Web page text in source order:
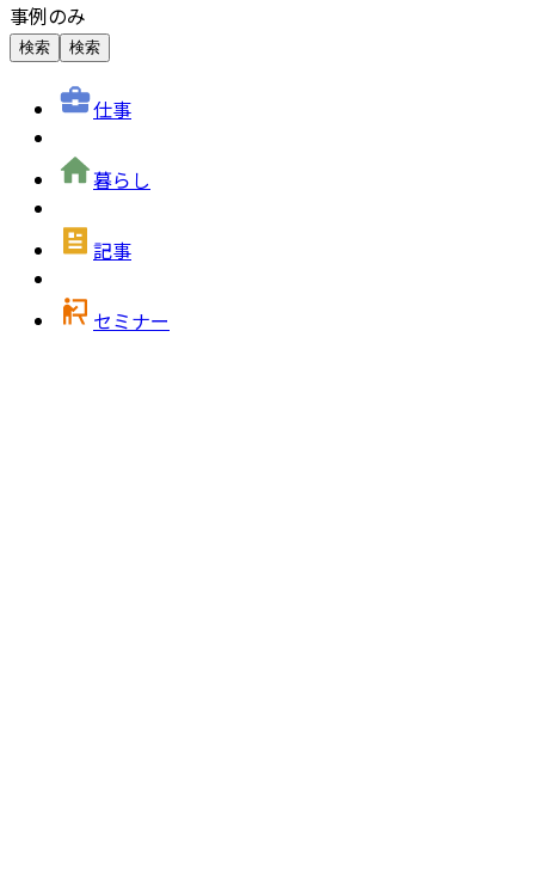
事例のみ
検索 検索
仕事
暮らし
記事
セミナー